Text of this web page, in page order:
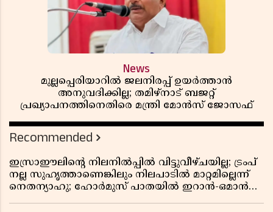
News
മുല്ലപ്പെരിയാറിൽ ജലനിരപ്പ് ഉയർത്താൻ
അനുവദിക്കില്ല; തമിഴ്നാട് ബജറ്റ്
പ്രഖ്യാപനത്തിനെതിരെ മന്ത്രി മോൻസ് ജോസഫ്
Recommended
ഇസ്രാഈലിന്റെ നിലനിൽപ്പിൽ വിട്ടുവീഴ്ചയില്ല; ട്രംപ്
നല്ല സുഹൃത്താണെങ്കിലും നിലപാടിൽ മാറ്റമില്ലെന്ന്
നെതന്യാഹു; ഹോർമുസ് പാതയിൽ ഇറാൻ-ഒമാൻ